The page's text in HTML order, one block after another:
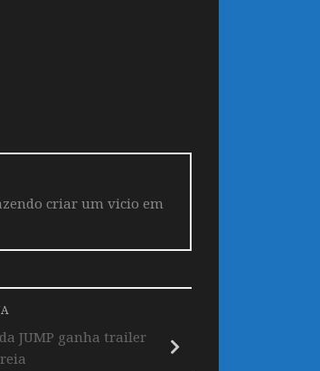
criar um vicio em
JUMP ganha trailer